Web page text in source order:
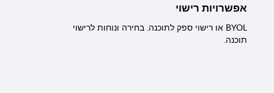
אפשרויות רישוי
BYOL או רישוי ספק לתוכנה. בחירה ונוחות לרישוי
תוכנה.